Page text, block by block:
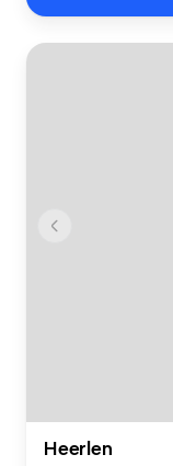
Heerlen